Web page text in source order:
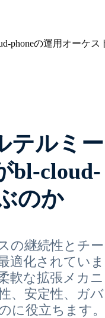
テルミー
bl-cloud-
のか
の継続性とチー
適化されていま
軟な拡張メカニ
、安定性、ガバ
に役立ちます。